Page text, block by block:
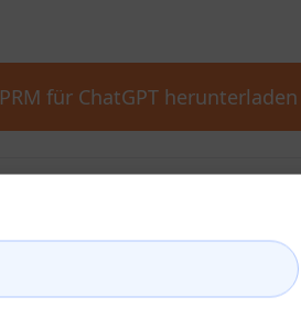
für ChatGPT herunterladen
Konto